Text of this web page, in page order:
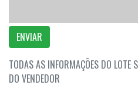
ENVIAR
TODAS AS INFORMAÇÕES DO LOTE
DO VENDEDOR